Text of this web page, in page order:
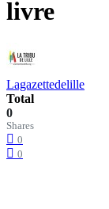
livre
Lagazettedelille
Total
0
Shares
0
0